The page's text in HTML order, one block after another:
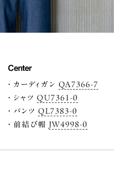
Center
カーディガン QA7366-7
シャツ QU7361-0
パンツ QL7383-0
前結び帽 JW4998-0